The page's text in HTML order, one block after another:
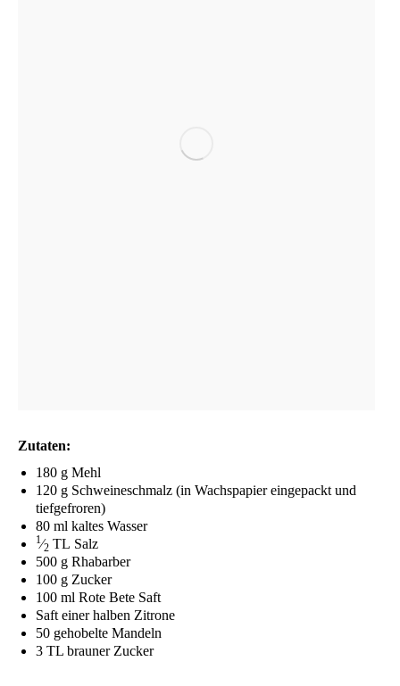
Zuta­ten:
180 g Mehl
120 g Schwei­ne­schmalz (in Wachs­pa­pier ein­ge­packt und
tiefgefroren)
80 ml kal­tes Wasser
1⁄2 TL Salz
500 g Rhabarber
100 g Zucker
100 ml Rote Bete Saft
Saft einer hal­ben Zitrone
50 geho­bel­te Mandeln
3 TL brau­ner Zucker